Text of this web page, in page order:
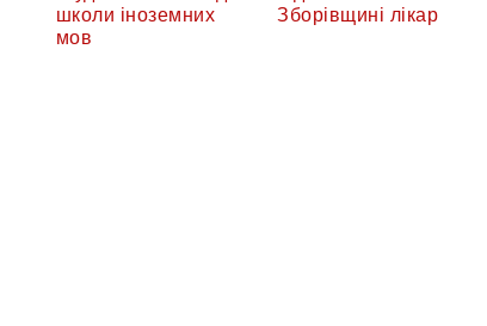
школи іноземних
мов
Зборівщині лікар